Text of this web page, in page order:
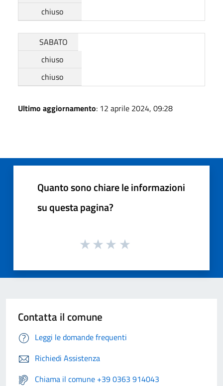
chiuso
SABATO
chiuso
chiuso
Ultimo aggiornamento: 12 aprile 2024, 09:28
Quanto sono chiare le informazioni
su questa pagina?
Contatta il comune
Leggi le domande frequenti
Richiedi Assistenza
Chiama il comune +39 0363 914043